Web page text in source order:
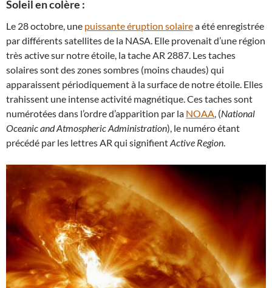
Soleil en colère :
Le 28 octobre, une puissante éruption solairea été enregistrée
par différents satellites de la NASA. Elle provenait d’une région
très active sur notre étoile, la tache AR 2887. Les taches
solaires sont des zones sombres (moins chaudes) qui
apparaissent périodiquement à la surface de notre étoile. Elles
trahissent une intense activité magnétique. Ces taches sont
numérotées dans l’ordre d’apparition par la NOAA, (National
Oceanic and Atmospheric Administration), le numéro étant
précédé par les lettres AR qui signifientActive Region.